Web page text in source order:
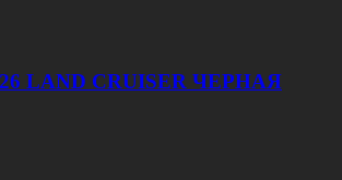
LAND CRUISER ЧЕРНАЯ